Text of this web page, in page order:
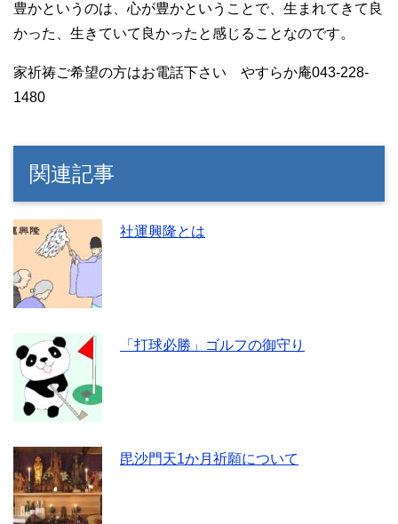
豊かというのは、心が豊かということで、生まれてきて良
かった、生きていて良かったと感じることなのです。
家祈祷ご希望の方はお電話下さい やすらか庵043-228-
1480
関連記事
社運興隆とは
「打球必勝」ゴルフの御守り
毘沙門天1か月祈願について